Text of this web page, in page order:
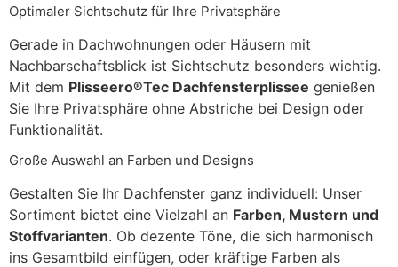
Optimaler Sichtschutz für Ihre Privatsphäre
Gerade in Dachwohnungen oder Häusern mit
Nachbarschaftsblick ist Sichtschutz besonders wichtig.
Mit dem Plisseero®Tec Dachfensterplissee genießen
Sie Ihre Privatsphäre ohne Abstriche bei Design oder
Funktionalität.
Große Auswahl an Farben und Designs
Gestalten Sie Ihr Dachfenster ganz individuell: Unser
Sortiment bietet eine Vielzahl an Farben, Mustern und
Stoffvarianten. Ob dezente Töne, die sich harmonisch
ins Gesamtbild einfügen, oder kräftige Farben als